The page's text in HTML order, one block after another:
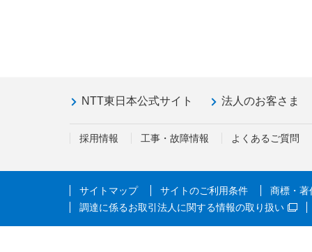
NTT東日本公式サイト 法人のお客さま
採用情報 工事・故障情報 よくあるご質問
サイトマップ サイトのご利用条件
商標・著
調達に係るお取引法人に関する情報の取り扱い